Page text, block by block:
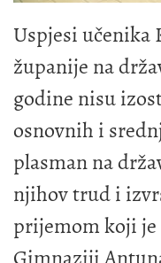
Uspjesi učenika
županije na
godine nisu
osnovnih i
plasman na
njihov trud i
prijemom koji